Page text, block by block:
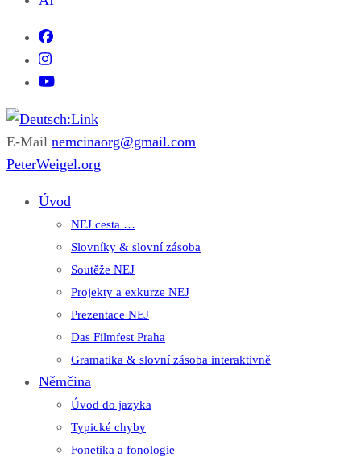
Deutsch:Link
Edu-Portál pro němčinu | Interaktiver Unterricht Deutsch als
E-Mail nemcinaorg@gmail.com
PeterWeigel.org
Úvod
NEJ cesta …
Slovníky & slovní zásoba
Soutěže NEJ
Projekty a exkurze NEJ
Prezentace NEJ
Das Filmfest Praha
Gramatika & slovní zásoba interaktivně
Němčina
Úvod do jazyka
Typické chyby
Fonetika a fonologie